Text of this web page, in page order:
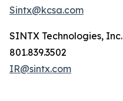
Sintx@kcsa.com
SINTX Technologies, Inc.
801.839.3502
IR@sintx.com